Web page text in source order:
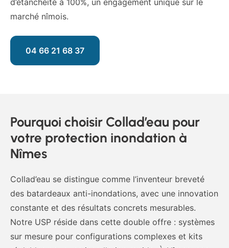
d’étanchéité à 100%, un engagement unique sur le
marché nîmois.
04 66 21 68 37
Pourquoi choisir Collad’eau pour
votre protection inondation à
Nîmes
Collad’eau se distingue comme l’inventeur breveté
des batardeaux anti-inondations, avec une innovation
constante et des résultats concrets mesurables.
Notre USP réside dans cette double offre : systèmes
sur mesure pour configurations complexes et kits